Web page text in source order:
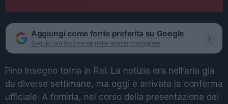
Aggiungi come fonte preferita su Google
Seguici più facilmente nelle notizie consigliate
Pino Insegno torna in Rai. La notizia era nell’aria già
da diverse settimane, ma oggi è arrivata la conferma
ufficiale. A fornirla, nel corso della presentazione dei